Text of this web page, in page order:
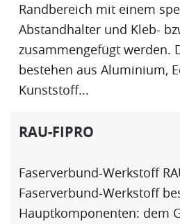
Randbereich mit einem
Abstandhalter und Kleb-
zusammengefügt werden.
bestehen aus Aluminium,
Kunststoff...
RAU-FIPRO
Faserverbund-Werkstoff
Faserverbund-Werkstoff
Hauptkomponenten: dem